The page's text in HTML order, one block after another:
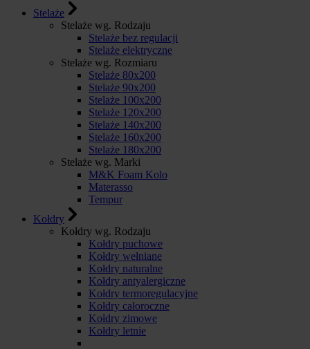
Stelaże
Stelaże wg. Rodzaju
Stelaże bez regulacji
Stelaże elektryczne
Stelaże wg. Rozmiaru
Stelaże 80x200
Stelaże 90x200
Stelaże 100x200
Stelaże 120x200
Stelaże 140x200
Stelaże 160x200
Stelaże 180x200
Stelaże wg. Marki
M&K Foam Kolo
Materasso
Tempur
Kołdry
Kołdry wg. Rodzaju
Kołdry puchowe
Kołdry wełniane
Kołdry naturalne
Kołdry antyalergiczne
Kołdry termoregulacyjne
Kołdry całoroczne
Kołdry zimowe
Kołdry letnie